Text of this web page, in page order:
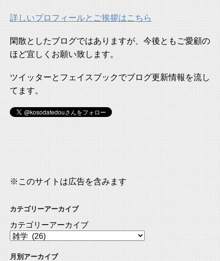
詳しいプロフィールとご挨拶はこちら
閑散としたブログではありますが、今後ともご愛顧の
ほど宜しくお願い致します。
ツイッターとフェイスブックでブログ更新情報を流し
てます。
※このサイトは広告を含みます
カテゴリーアーカイブ
カテゴリーアーカイブ
月別アーカイブ